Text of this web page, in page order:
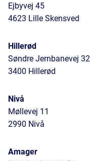
Ejbyvej 45
4623 Lille Skensved
Hillerød
Søndre Jernbanevej 32
3400 Hillerød
Nivå
Møllevej 11
2990 Nivå
Amager